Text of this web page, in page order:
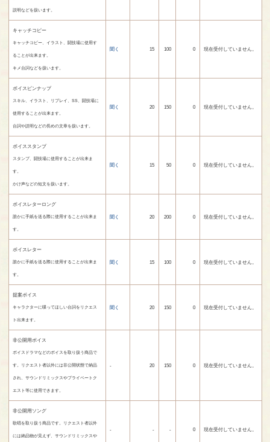
説明などを扱います。
キャッチコピー
キャッチコピー、イラスト、闘技場に使用す
ることが出来ます。
キメ台詞などを扱います。
聞く 15 100 0 現在受付していません。
ボイスピンナップ
スキル、イラスト、リプレイ、SS、闘技場に
使用することが出来ます。
台詞や説明などの長めの文章を扱います。
聞く 20 150 0 現在受付していません。
ボイススタンプ
スタンプ、闘技場に使用することが出来ま
す。
かけ声などの短文を扱います。
聞く 15 50 0 現在受付していません。
ボイスレターロング
誰かに手紙を送る際に使用することが出来ま
す。
聞く 20 200 0 現在受付していません。
ボイスレター
誰かに手紙を送る際に使用することが出来ま
す。
聞く 15 100 0 現在受付していません。
提案ボイス
キャラクターに喋ってほしい台詞をリクエス
ト出来ます。
聞く 20 150 0 現在受付していません。
非公開用ボイス
ボイスドラマなどのボイスを取り扱う商品で
す。リクエスト者以外には非公開状態で納品
され、サウンドリミックスやプライベートク
エスト等に使用できます。
- 20 150 0 現在受付していません。
非公開用ソング
歌唱を取り扱う商品です。リクエスト者以外
には納品物が見えず、サウンドリミックスや
- - - 0 現在受付していません。